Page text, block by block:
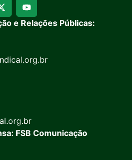
e Relações Públicas:
FSB Comunicação